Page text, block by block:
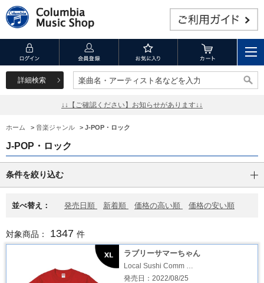
詳細検索 楽曲名・アーティスト名などを入力
楽曲名・アーティスト名などを入力
↓↓【ご確認ください】お知らせがあります↓↓
ホーム > 音楽ジャンル > J-POP・ロック
J-POP・ロック
条件を絞り込む
並べ替え： 発売日順 新着順 価格の高い順 価格の安い順
対象商品： 1347 件
ラブリーサマーちゃん
Local Sushi Comm …
発売日：2022/08/25